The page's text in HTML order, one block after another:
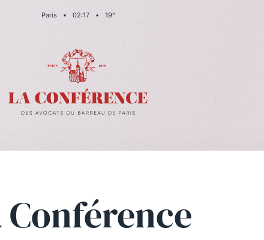
Paris • 02:18 • 19°
Conférence